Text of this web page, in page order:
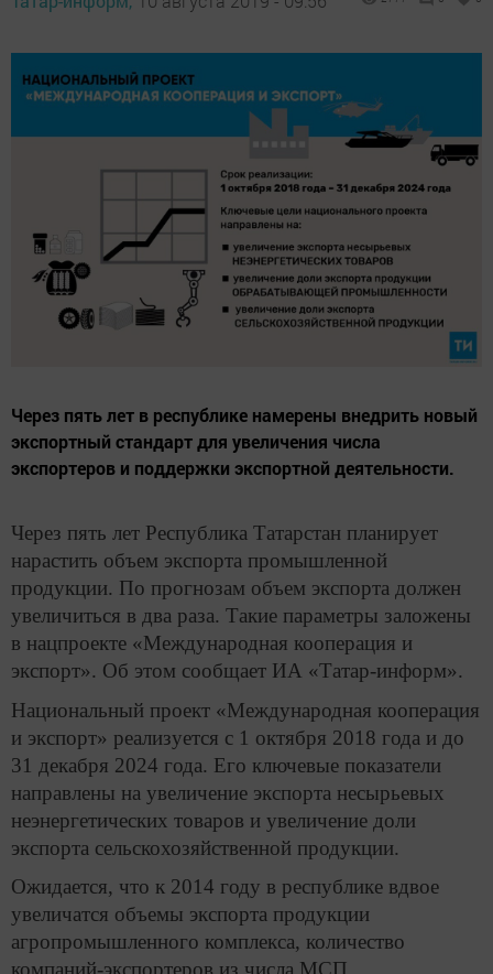
Через пять лет в республике намерены внедрить новый
экспортный стандарт для увеличения числа
экспортеров и поддержки экспортной деятельности.
Через пять лет Республика Татарстан планирует
нарастить объем экспорта промышленной
продукции. По прогнозам объем экспорта должен
увеличиться в два раза. Такие параметры заложены
в нацпроекте «Международная кооперация и
экспорт». Об этом сообщает ИА «Татар-информ».
Национальный проект «Международная кооперация
и экспорт» реализуется с 1 октября 2018 года и до
31 декабря 2024 года. Его ключевые показатели
направлены на увеличение экспорта несырьевых
неэнергетических товаров и увеличение доли
экспорта сельскохозяйственной продукции.
Ожидается, что к 2014 году в республике вдвое
увеличатся объемы экспорта продукции
агропромышленного комплекса, количество